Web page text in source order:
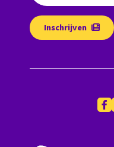
Inschrijven